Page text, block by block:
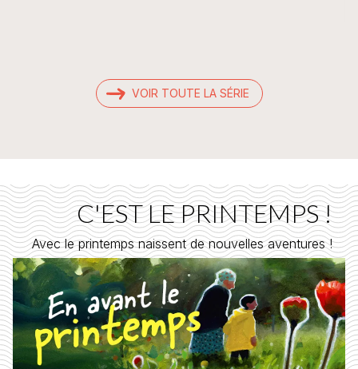
VOIR TOUTE LA SÉRIE
C'EST LE PRINTEMPS !
Avec le printemps naissent de nouvelles aventures !